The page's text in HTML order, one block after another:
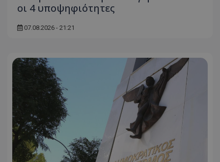
οι 4 υποψηφιότητες
07.08.2026 - 21:21